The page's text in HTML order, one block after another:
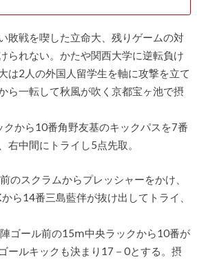
敗戦を喫した立命大、残りゲームの対
られない。かたや関西大学に逆転負け
は2人の外国人留学生を軸に攻撃を立て
ら一転して秋風が吹く京都宝ヶ池で摂
から10番角野友基のキックパスを7番
右中間にトライし5点先取。
のスクラムからプレッシャーをかけ、
ら14番三島藍伴が抜け出してトライ、
ゴール前の15ⅿ中央ラックから10番が
ールキックも決まり17－0とする。摂